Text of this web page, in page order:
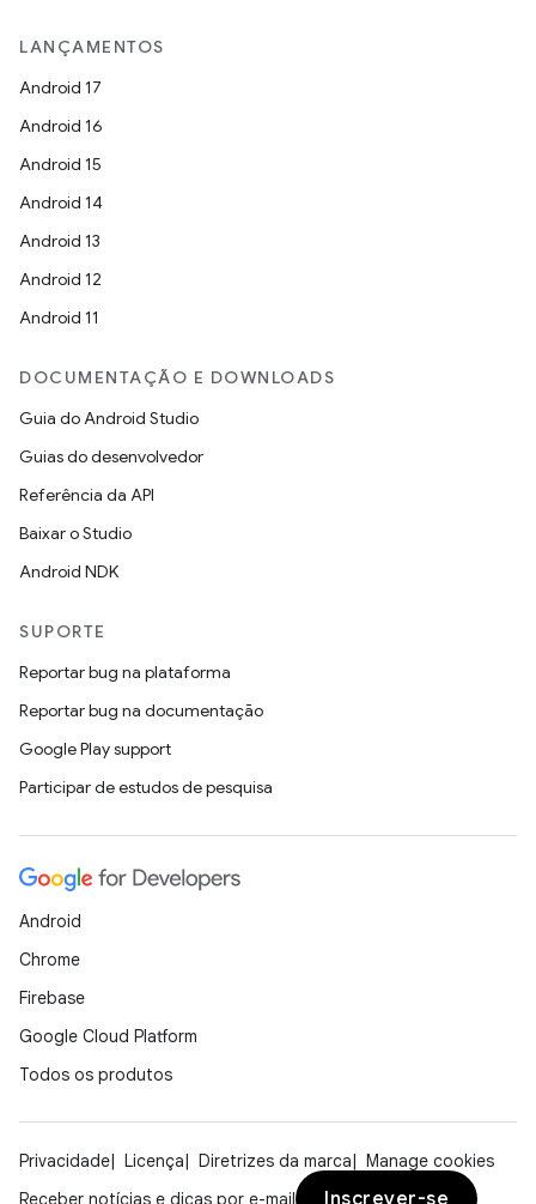
LANÇAMENTOS
Android 17
Android 16
Android 15
Android 14
Android 13
Android 12
Android 11
DOCUMENTAÇÃO E DOWNLOADS
Guia do Android Studio
Guias do desenvolvedor
Referência da API
Baixar o Studio
Android NDK
SUPORTE
Reportar bug na plataforma
Reportar bug na documentação
Google Play support
Participar de estudos de pesquisa
Android
Chrome
Firebase
Google Cloud Platform
Todos os produtos
Privacidade Licença Diretrizes da marca
Manage cookies